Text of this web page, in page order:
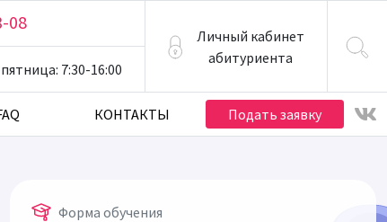
08
: 7:30-16:00
Личный кабинет
абитуриента
Подать заявку
КОНТАКТЫ
Форма обучения